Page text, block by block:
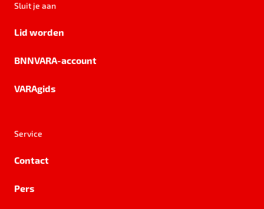
Sluit je aan
Lid worden
BNNVARA-account
VARAgids
Service
Contact
Pers